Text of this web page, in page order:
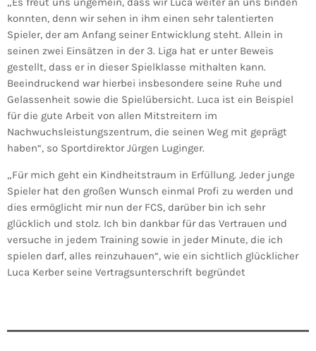
konnten, denn wir sehen in ihm einen sehr talentierten
Spieler, der am Anfang seiner Entwicklung steht. Allein in
seinen zwei Einsätzen in der 3. Liga hat er unter Beweis
gestellt, dass er in dieser Spielklasse mithalten kann.
Beeindruckend war hierbei insbesondere seine Ruhe und
Gelassenheit sowie die Spielübersicht. Luca ist ein Beispiel
für die gute Arbeit von allen Mitstreitern im
Nachwuchsleistungszentrum, die seinen Weg mit geprägt
haben“, so Sportdirektor Jürgen Luginger.
„Für mich geht ein Kindheitstraum in Erfüllung. Jeder junge
Spieler hat den großen Wunsch einmal Profi zu werden und
dies ermöglicht mir nun der FCS, darüber bin ich sehr
glücklich und stolz. Ich bin dankbar für das Vertrauen und
versuche in jedem Training sowie in jeder Minute, die ich
spielen darf, alles reinzuhauen“, wie ein sichtlich glücklicher
Luca Kerber seine Vertragsunterschrift begründet